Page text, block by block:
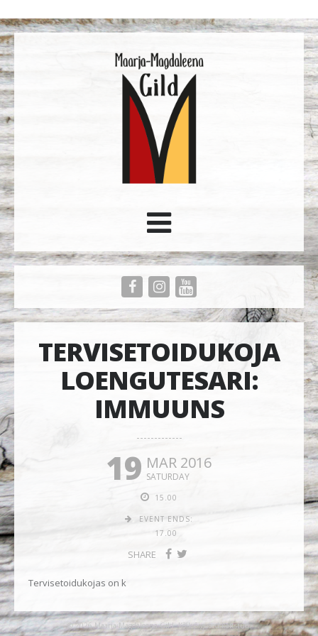
TERVISETOIDUKOJA
LOENGUTESARI:
IMMUUNS
19 MAR 2016
SATURDAY
15.00
EVENT ENDS:
17.00
SHARE
Tervisetoidukojas on k
© 2026 Maarja-Magdaleena Gild. Kõik õigused kaitstud.